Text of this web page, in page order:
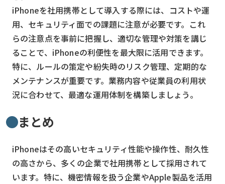
iPhoneを社用携帯として導入する際には、コストや運
用、セキュリティ面での課題に注意が必要です。これ
らの注意点を事前に把握し、適切な管理や対策を講じ
ることで、iPhoneの利便性を最大限に活用できます。
特に、ルールの策定や紛失時のリスク管理、定期的な
メンテナンスが重要です。業務内容や従業員の利用状
況に合わせて、最適な運用体制を構築しましょう。
まとめ
iPhoneはその高いセキュリティ性能や操作性、耐久性
の高さから、多くの企業で社用携帯として採用されて
います。特に、機密情報を扱う企業やApple製品を活用